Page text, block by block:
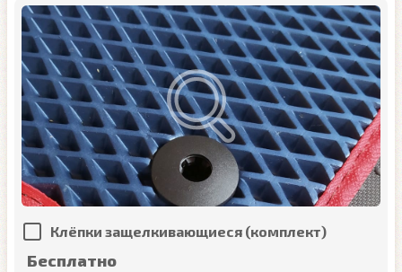
Клёпки защелкивающиеся (комплект)
Бесплатно